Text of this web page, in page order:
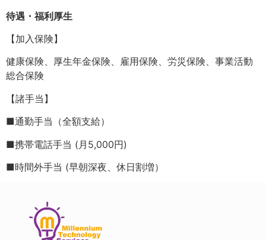
待遇・福利厚生
【加入保険】
健康保険、厚生年金保険、雇用保険、労災保険、事業活動
総合保険
【諸手当】
■通勤手当（全額支給）
■携帯電話手当 (月5,000円)
■時間外手当 (早朝深夜、休日割増）